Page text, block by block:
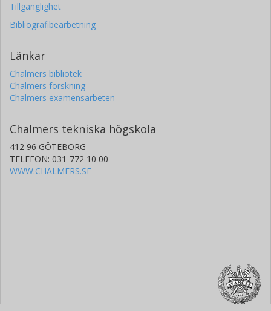
Tillgänglighet
Bibliografibearbetning
Länkar
Chalmers bibliotek
Chalmers forskning
Chalmers examensarbeten
Chalmers tekniska högskola
412 96 GÖTEBORG
TELEFON: 031-772 10 00
WWW.CHALMERS.SE